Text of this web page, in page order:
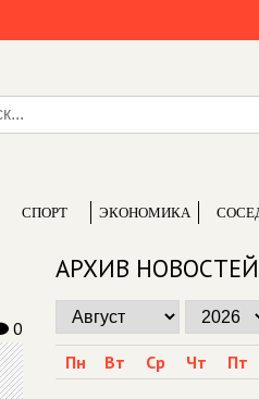
СПОРТ ЭКОНОМИКА
0
АРХИВ НОВОСТЕЙ
Пн Вт Ср Чт Пт